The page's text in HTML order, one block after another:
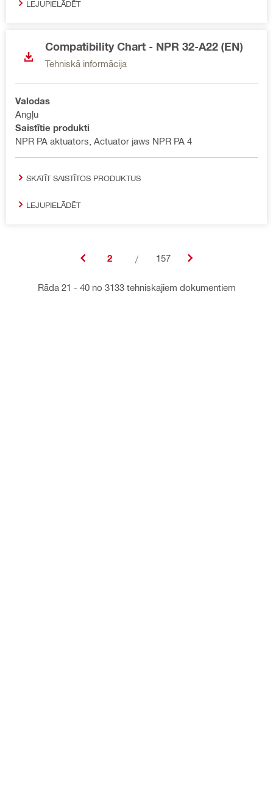
LEJUPIELĀDĒT
Compatibility Chart - NPR 32-A22 (EN)
Tehniskā informācija
Valodas
Angļu
Saistītie produkti
NPR PA aktuators, Actuator jaws NPR PA 4
SKATĪT SAISTĪTOS PRODUKTUS
LEJUPIELĀDĒT
2 / 157
Rāda 21 - 40 no 3133 tehniskajiem dokumentiem